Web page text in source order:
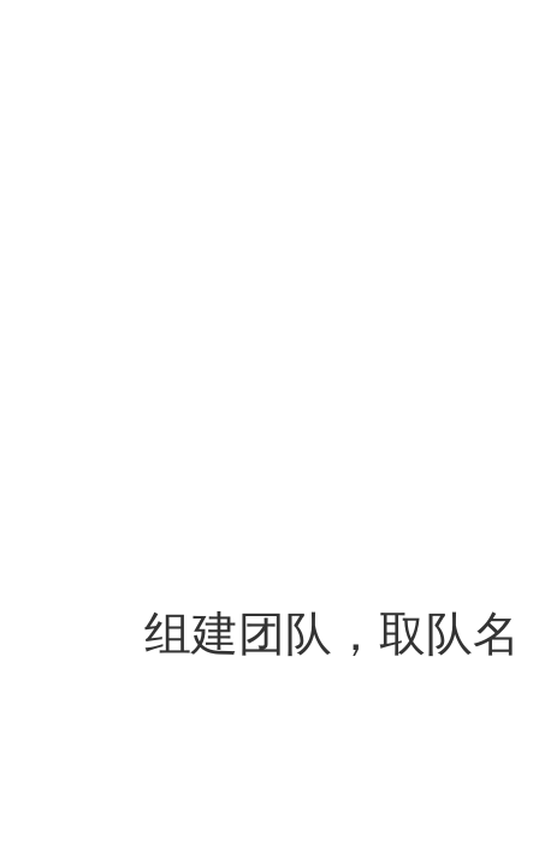
组建团队，取队名